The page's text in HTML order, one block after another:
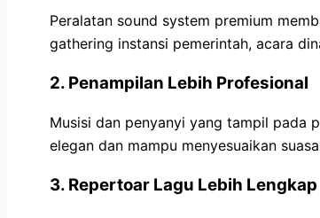
Peralatan sound system premium
gathering instansi pemerintah, acara
2. Penampilan Lebih Profesional
Musisi dan penyanyi yang tampil pada
elegan dan mampu menyesuaikan
3. Repertoar Lagu Lebih Lengkap